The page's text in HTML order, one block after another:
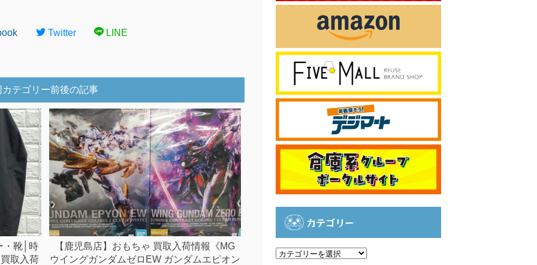
Twitter LINE
カテゴリー前後の記事
・靴│時
取入荷
【鹿児島店】おもちゃ 買取入荷情報《MG
ウイングガンダムゼロEW ガンダムエピオン
カテゴリー
カ